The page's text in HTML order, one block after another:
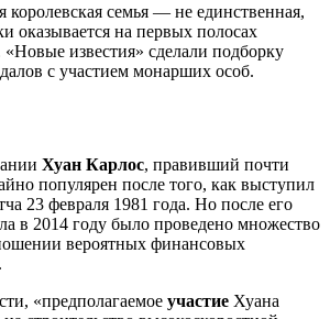
королевская семья — не единственная,
оказывается на первых полосах
известия» сделали подборку
с участием монарших особ.
Хуан Карлос, правивший почти
популярен после того, как выступил
23 февраля 1981 года. Но после его
в 2014 году было проведено множество
вероятных финансовых
«предполагаемое участие Хуана